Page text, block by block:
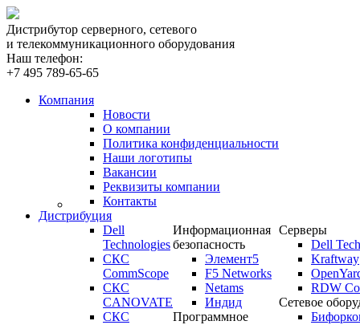
Дистрибутор серверного, сетевого
и телекоммуникационного оборудования
Наш телефон:
+7 495 789-65-65
Компания
Новости
О компании
Политика конфиденциальности
Наши логотипы
Вакансии
Реквизиты компании
Контакты
Дистрибуция
Dell
Technologies
СКС
CommScope
СКС
CANOVATE
СКС
Информационная
безопасность
Элемент5
F5 Networks
Netams
Индид
Программное
Серверы
Dell
Kraftway
RDW
Сетевое